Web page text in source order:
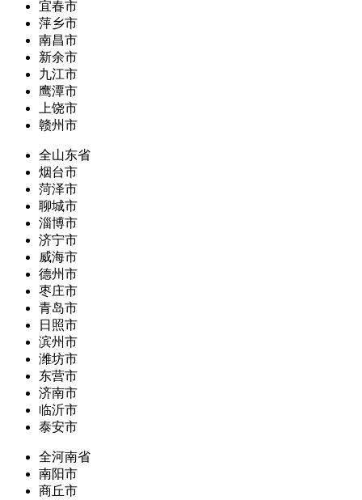
宜春市
萍乡市
南昌市
新余市
九江市
鹰潭市
上饶市
赣州市
全山东省
烟台市
菏泽市
聊城市
淄博市
济宁市
威海市
德州市
枣庄市
青岛市
日照市
滨州市
潍坊市
东营市
济南市
临沂市
泰安市
全河南省
南阳市
商丘市